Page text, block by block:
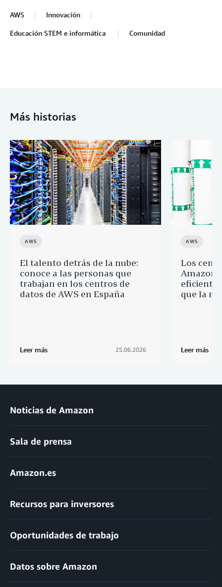
AWS Innovación
Educación STEM e informática Comunidad
Más historias
AWS
El talento detrás de la nube:
conoce a las personas que
trabajan en los centros de
datos de AWS en España
Leer más 25.06.2026
AWS
Los
Amazon
que la
Leer más
Noticias de Amazon
Sala de prensa
Amazon.es
Recursos para inversores
Oportunidades de trabajo
Datos sobre Amazon